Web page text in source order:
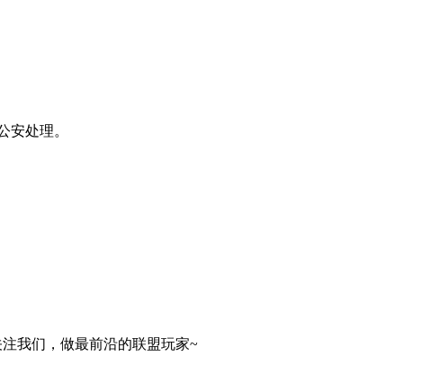
安处理。
我们，做最前沿的联盟玩家~